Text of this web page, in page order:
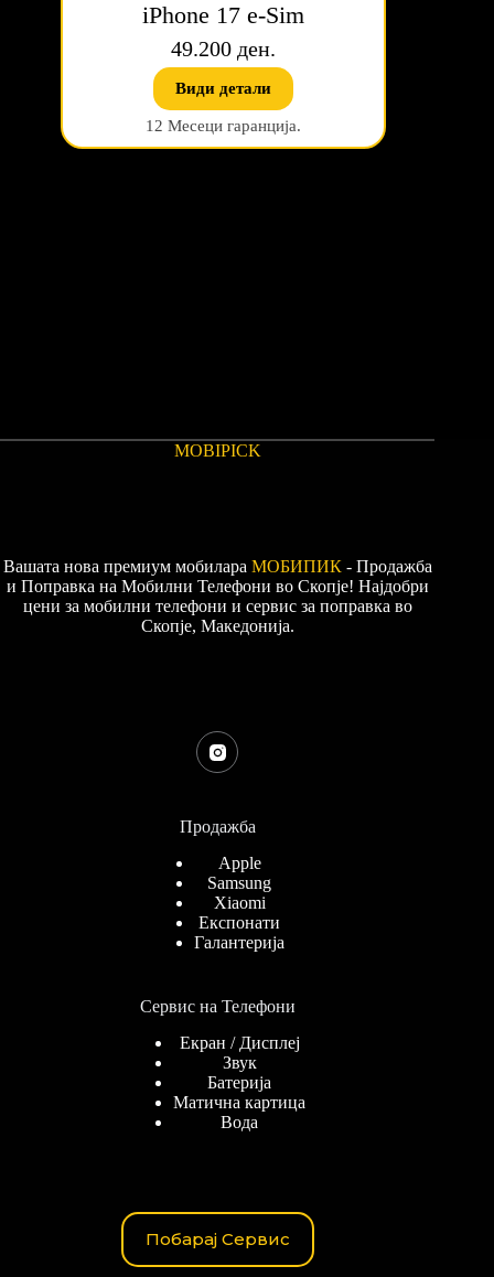
iPhone 17 e-Sim
49.200 ден.
Види детали
12 Месеци гаранција.
MOBIPICK
Вашата нова премиум мобилара МОБИПИК - Продажба
и Поправка на Мобилни Телефони во Скопје! Најдобри
цени за мобилни телефони и сервис за поправка во
Скопје, Македонија.
Продажба
Apple
Samsung
Xiaomi
Експонати
Галантерија
Сервис на Телефони
Екран / Дисплеј
Звук
Батерија
Матична картица
Вода
Побарај Сервис